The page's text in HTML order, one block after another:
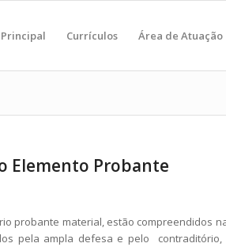
Principal Currículos Área de Atuação
Elemento Probante
probante material, estão compreendidos
pela ampla defesa e pelo